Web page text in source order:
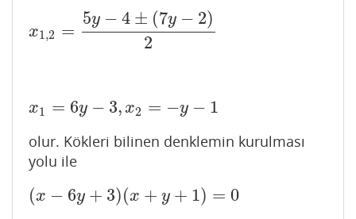
x1,2 =
5y − 4 ± (7y − 2)
2
x1 2=5y−4±(7y−2)2
x1 = 6y − 3, x2 = −y − 1
x1= 6y −3,x2= −y −1
olur. Kökleri bilinen denklemin kurulması
yolu ile
(x − 6y + 3)(x + y + 1) = 0
(x −6 y+3)(x +y+1 )=0